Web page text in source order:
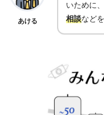
あける
いために
相談など